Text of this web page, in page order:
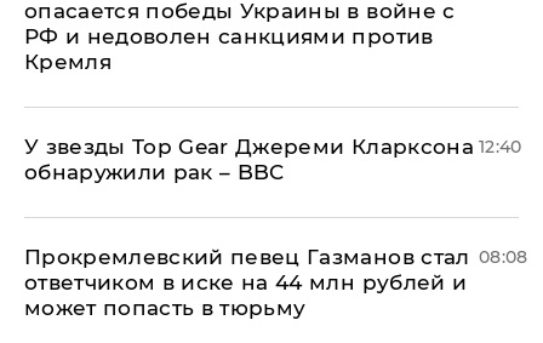
опасается победы Украины в войне с
РФ и недоволен санкциями против
Кремля
У звезды Top Gear Джереми Кларксона
обнаружили рак – BBC
12:40
Прокремлевский певец Газманов стал
ответчиком в иске на 44 млн рублей и
может попасть в тюрьму
08:08